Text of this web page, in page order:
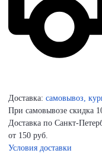
Доставка: самовывоз,
При самовывозе скидка
Доставка по Санкт-
от 150 руб.
Условия доставки